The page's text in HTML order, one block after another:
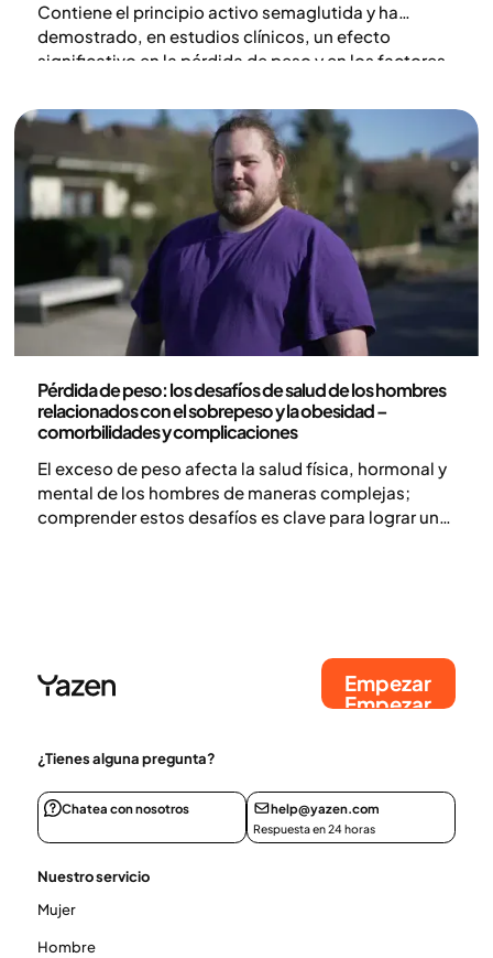
Contiene el principio activo semaglutida y ha
demostrado, en estudios clínicos, un efecto
significativo en la pérdida de peso y en los factores
regulación del apetito del cuerpo, este tratamiento
puede conducir a una mayor sensación de saciedad
y a una reducción de la ingesta de energía.
Pérdida de peso: los desafíos de salud de los hombres
relacionados con el sobrepeso y la obesidad –
comorbilidades y complicaciones
El exceso de peso afecta la salud física, hormonal y
mental de los hombres de maneras complejas;
comprender estos desafíos es clave para lograr una
Empezar
Empezar
¿Tienes alguna pregunta?
Chatea con nosotros help@yazen.com
Respuesta en 24 horas
Nuestro servicio
Mujer
Hombre